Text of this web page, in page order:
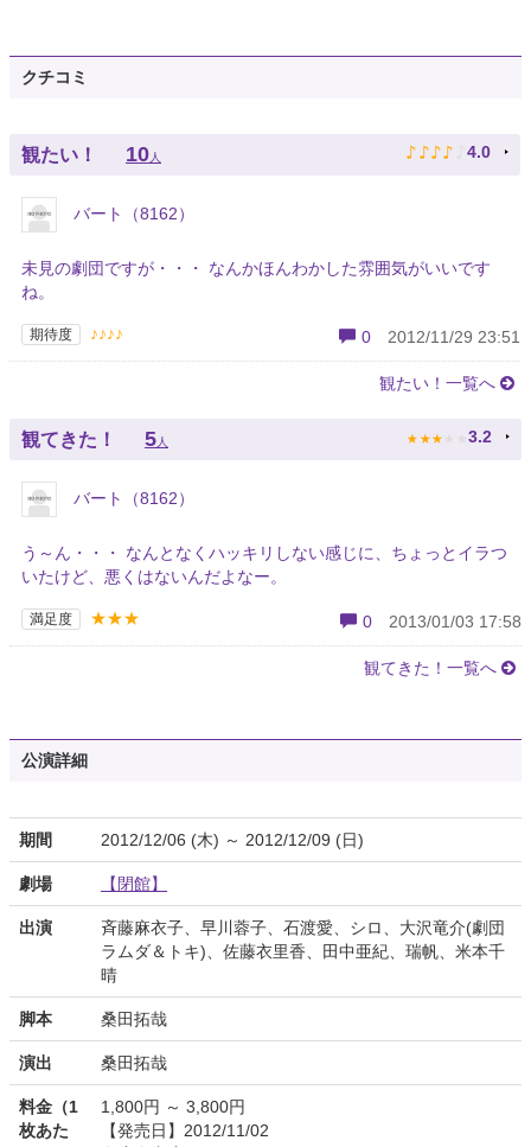
クチコミ
観たい！ 10人 ♪ ♪ ♪ ♪ ♪ 4.0
バート（8162）
未見の劇団ですが・・・ なんかほんわかした雰囲気がいいです
ね。
期待度 ♪♪♪♪ 0 2012/11/29 23:51
観たい！一覧へ
観てきた！ 5 人 ★ ★ ★ ★ ★ 3.2
バート（8162）
う～ん・・・ なんとなくハッキリしない感じに、ちょっとイラつ
いたけど、悪くはないんだよなー。
満足度 ★★★ 0 2013/01/03 17:58
観てきた！一覧へ
公演詳細
期間 2012/12/06 (木) ～ 2012/12/09 (日)
劇場 【閉館】
出演
斉藤麻衣子、早川蓉子、石渡愛、シロ、大沢竜介(劇団
ラムダ＆トキ)、佐藤衣里香、田中亜紀、瑞帆、米本千
晴
脚本 桑田拓哉
演出 桑田拓哉
料金（1
枚あた
1,800円 ～ 3,800円
【発売日】2012/11/02